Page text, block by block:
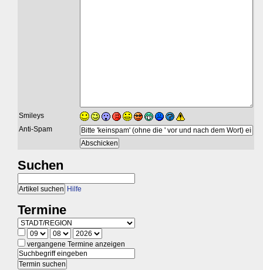
Smileys
Anti-Spam
Suchen
Hilfe
Termine
vergangene Termine anzeigen